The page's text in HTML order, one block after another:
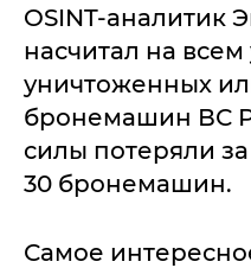
OSINT-аналитик
насчитал на
уничтоженных
бронемашин ВС
силы потеряли за
30 бронемашин.
Самое